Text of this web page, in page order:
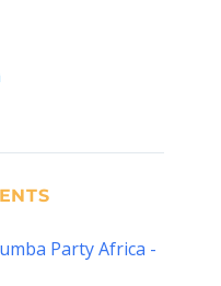
Party Africa -